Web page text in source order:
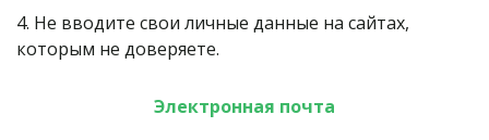
4. Не вводите свои личные данные на сайтах,
которым не доверяете.
Электронная почта